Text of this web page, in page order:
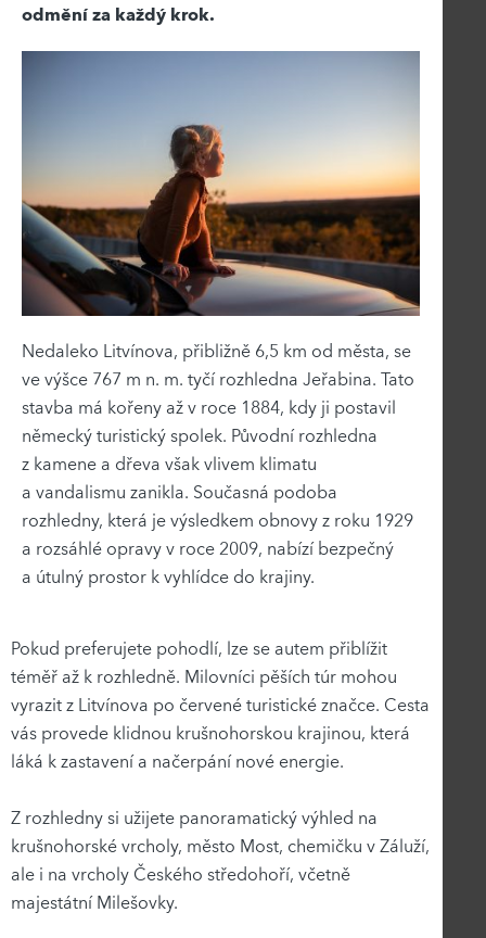
odmění za každý krok.
Nedaleko Litvínova, přibližně 6,5 km od města, se
ve výšce 767 m n. m. tyčí rozhledna Jeřabina. Tato
stavba má kořeny až v roce 1884, kdy ji postavil
německý turistický spolek. Původní rozhledna
z kamene a dřeva však vlivem klimatu
a vandalismu zanikla. Současná podoba
rozhledny, která je výsledkem obnovy z roku 1929
a rozsáhlé opravy v roce 2009, nabízí bezpečný
a útulný prostor k vyhlídce do krajiny.
Pokud preferujete pohodlí, lze se autem přiblížit
téměř až k rozhledně. Milovníci pěších túr mohou
vyrazit z Litvínova po červené turistické značce. Cesta
vás provede klidnou krušnohorskou krajinou, která
láká k zastavení a načerpání nové energie.
Z rozhledny si užijete panoramatický výhled na
krušnohorské vrcholy, město Most, chemičku v Záluží,
ale i na vrcholy Českého středohoří, včetně
majestátní Milešovky.